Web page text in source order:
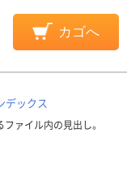
カゴへ
デックス
ァイル内の見出し。